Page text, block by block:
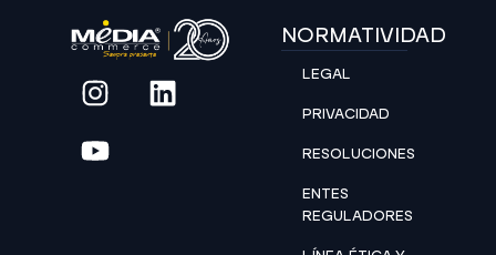
NORMATIVIDAD
LEGAL
PRIVACIDAD
RESOLUCIONES
ENTES
REGULADORES